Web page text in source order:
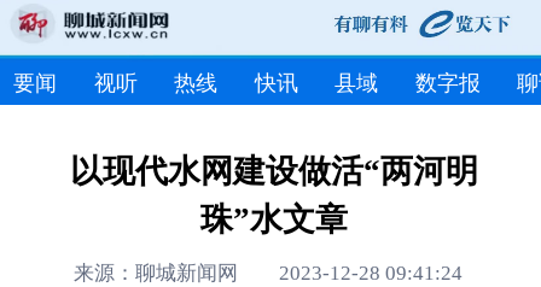
要闻 视听 热线 快讯 县域 数字报
以现代水网建设做活“两河明
珠”水文章
来源：聊城新闻网 2023-12-28 09:41:24